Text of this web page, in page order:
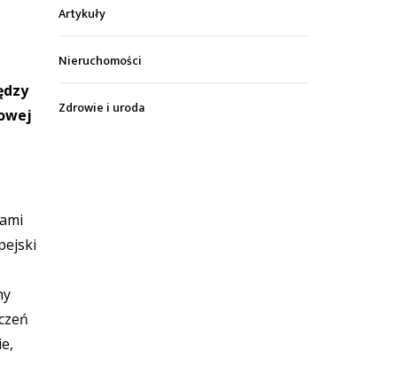
Artykuły
Nieruchomości
Zdrowie i uroda